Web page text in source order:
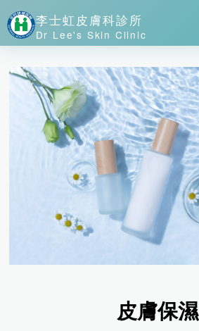
李士虹皮膚科診所
Dr Lee's Skin Clinic
皮膚保濕